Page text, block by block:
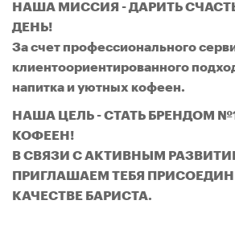
НАША МИССИЯ - ДАРИТЬ
ДЕНЬ!
За счет профессионального
клиентоориентированного
напитка и уютных кофеен.
НАША ЦЕЛЬ - СТАТЬ БРЕНДОМ
КОФЕЕН!
В СВЯЗИ С АКТИВНЫМ
ПРИГЛАШАЕМ ТЕБЯ
КАЧЕСТВЕ БАРИСТА.